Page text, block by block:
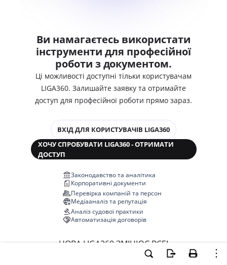
Ви намагаєтесь використати
інструменти для професійної
роботи з документом.
Ці можливості доступні тільки користувачам
LIGA360. Залишайте заявку та отримайте
доступ для професійної роботи прямо зараз.
ВХІД ДЛЯ КОРИСТУВАЧІВ LIGA360
ХОЧУ СПРОБУВАТИ LIGA360 - ОТРИМАТИ
ДОСТУП
Законодавство та аналітика
Корпоративні документи
Перевірка компаній та персон
Медіааналіз та репутація
Аналіз судової практики
Автоматизація договорів
НОВА LIGA360 ЗМІНЮЄ ВСЕ!